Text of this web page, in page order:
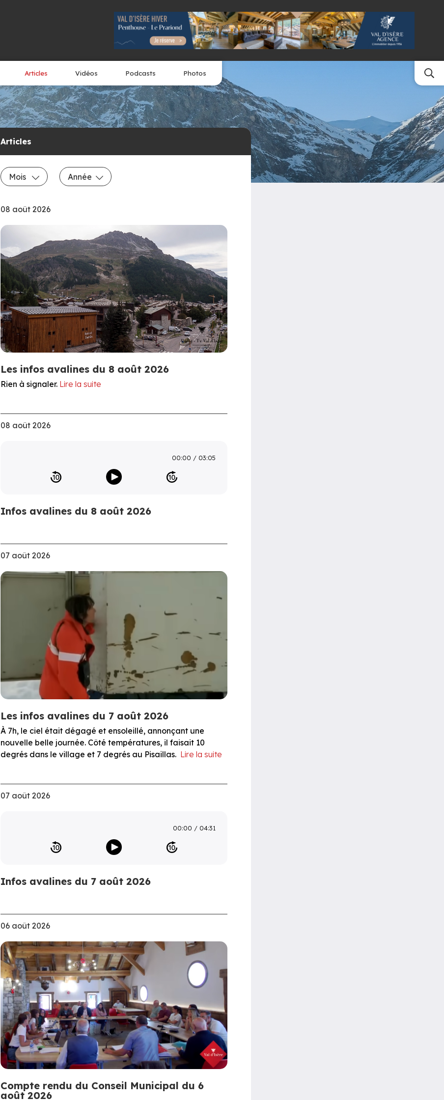
Articles Vidéos Podcasts Photos
Articles
Mois Année
08 août 2026
Les infos avalines du 8 août 2026
Rien à signaler. Lire la suite
08 août 2026
00:00 03:05
Infos avalines du 8 août 2026
07 août 2026
Les infos avalines du 7 août 2026
À 7h, le ciel était dégagé et ensoleillé, annonçant une
nouvelle belle journée. Côté températures, il faisait 10
degrés dans le village et 7 degrés au Pisaillas. Lire la suite
07 août 2026
00:00 04:31
Infos avalines du 7 août 2026
06 août 2026
Compte rendu du Conseil Municipal du 6
août 2026